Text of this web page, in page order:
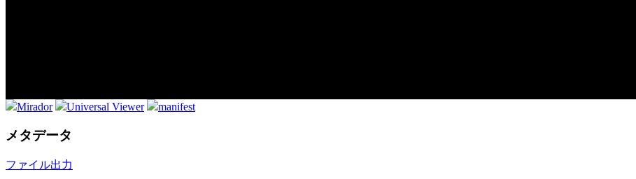
Mirador Universal Viewer manifest
メタデータ
ファイル出力